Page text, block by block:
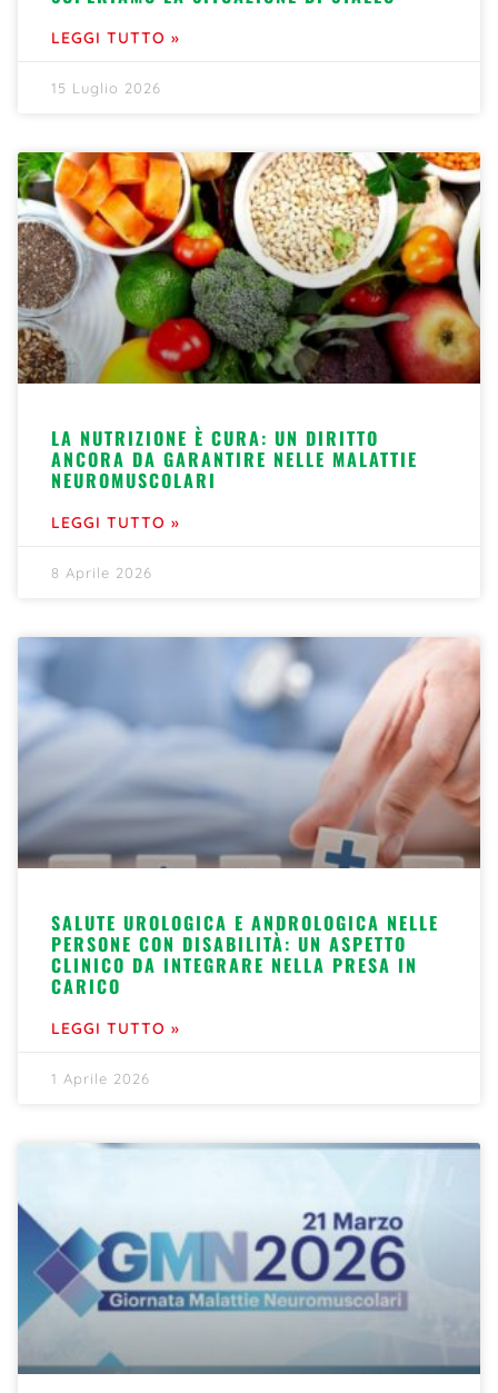
LEGGI TUTTO »
15 Luglio 2026
LA NUTRIZIONE È CURA: UN DIRITTO
ANCORA DA GARANTIRE NELLE MALATTIE
NEUROMUSCOLARI
LEGGI TUTTO »
8 Aprile 2026
SALUTE UROLOGICA E ANDROLOGICA NELLE
PERSONE CON DISABILITÀ: UN ASPETTO
CLINICO DA INTEGRARE NELLA PRESA IN
CARICO
LEGGI TUTTO »
1 Aprile 2026